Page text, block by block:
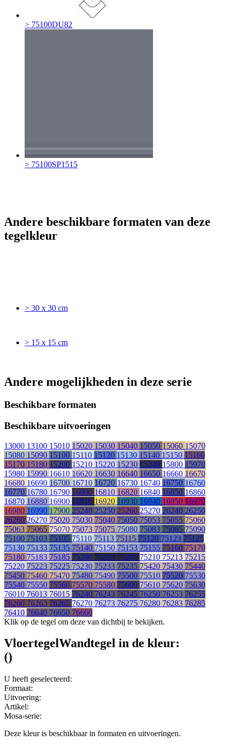
> 75100DU82
> 75100SP1515
Andere beschikbare formaten van deze
tegelkleur
> 30 x 30 cm
> 15 x 15 cm
Andere mogelijkheden in deze serie
Beschikbare formaten
Beschikbare uitvoeringen
13000 13100 15010 15020 15030 15040 15050 15060 15070
15080 15090 15100 15110 15120 15130 15140 15150 15160
15170 15180 15200 15210 15220 15230 15240 15800 15970
15980 15990 16610 16620 16630 16640 16650 16660 16670
16680 16690 16700 16710 16720 16730 16740 16750 16760
16770 16780 16790 16800 16810 16820 16840 16850 16860
16870 16880 16900 16910 16920 16930 16940 16950 16970
16980 16990 17900 25240 25250 25260 25270 26240 26250
26260 26270 75020 75030 75040 75050 75053 75055 75060
75063 75065 75070 75073 75075 75080 75083 75085 75090
75100 75103 75105 75110 75113 75115 75120 75123 75125
75130 75133 75135 75140 75150 75153 75155 75160 75170
75180 75183 75185 75200 75203 75205 75210 75213 75215
75220 75223 75225 75230 75233 75235 75420 75430 75440
75450 75460 75470 75480 75490 75500 75510 75520 75530
75540 75550 75560 75570 75580 75600 75610 75620 75630
76010 76013 76015 76240 76243 76245 76250 76253 76255
76260 76263 76265 76270 76273 76275 76280 76283 76285
76410 76640 76650 76660
Klik op de tegel om deze van dichtbij te bekijken.
VloertegelWandtegel in de kleur:
()
U heeft geselecteerd:
Formaat:
Uitvoering:
Artikel:
Mosa-serie:
Deze kleur is beschikbaar in formaten en uitvoeringen.